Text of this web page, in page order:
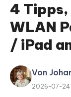
ReiBoot
for iOS
PDNob
PDF
Editor
4
WLAN
/ iPad
Von
2026-07-